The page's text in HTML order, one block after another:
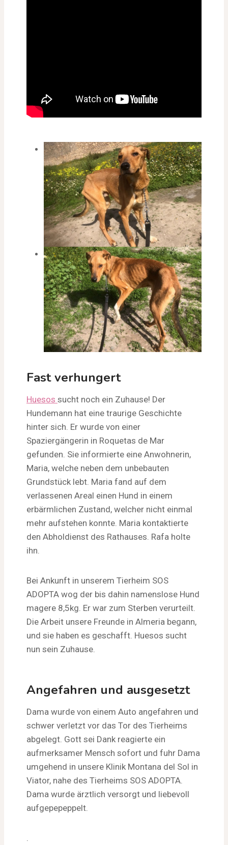
Fast verhungert
Huesos sucht noch ein Zuhause! Der
Hundemann hat eine traurige Geschichte
hinter sich. Er wurde von einer
Spaziergängerin in Roquetas de Mar
gefunden. Sie informierte eine Anwohnerin,
Maria, welche neben dem unbebauten
Grundstück lebt. Maria fand auf dem
verlassenen Areal einen Hund in einem
erbärmlichen Zustand, welcher nicht einmal
mehr aufstehen konnte. Maria kontaktierte
den Abholdienst des Rathauses. Rafa holte
ihn.
Bei Ankunft in unserem Tierheim SOS
ADOPTA wog der bis dahin namenslose Hund
magere 8,5kg. Er war zum Sterben verurteilt.
Die Arbeit unsere Freunde in Almeria begann,
und sie haben es geschafft. Huesos sucht
nun sein Zuhause.
Angefahren und ausgesetzt
Dama wurde von einem Auto angefahren und
schwer verletzt vor das Tor des Tierheims
abgelegt. Gott sei Dank reagierte ein
aufmerksamer Mensch sofort und fuhr Dama
umgehend in unsere Klinik Montana del Sol in
Viator, nahe des Tierheims SOS ADOPTA.
Dama wurde ärztlich versorgt und liebevoll
aufgepepeppelt.